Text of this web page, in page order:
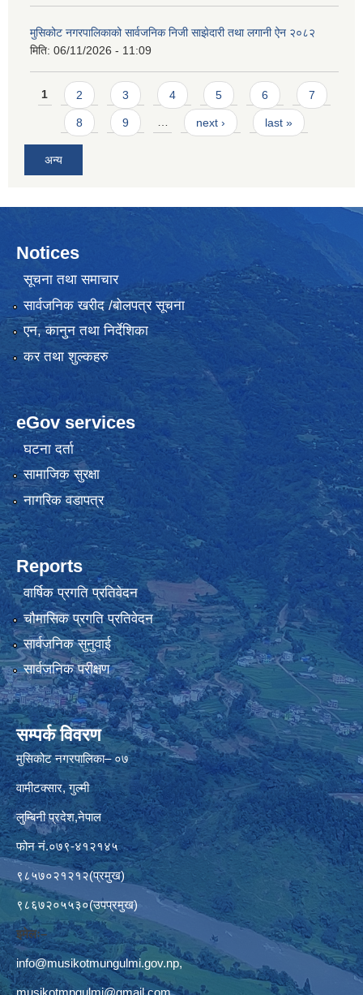
मुसिकोट नगरपालिकाको सार्वजनिक निजी साझेदारी तथा लगानी ऐन २०८२
मिति: 06/11/2026 - 11:09
Pages
1 2 3 4 5 6 7
8 9 … next › last »
अन्य
Notices
सूचना तथा समाचार
सार्वजनिक खरीद /बोलपत्र सूचना
एन, कानुन तथा निर्देशिका
कर तथा शुल्कहरु
eGov services
घटना दर्ता
सामाजिक सुरक्षा
नागरिक वडापत्र
Reports
वार्षिक प्रगति प्रतिवेदन
चौमासिक प्रगति प्रतिवेदन
सार्वजनिक सुनुवाई
सार्वजनिक परीक्षण
सम्पर्क विवरण
मुसिकोट नगरपालिका– ०७
वामीटक्सार, गुल्मी
लुम्बिनी प्रदेश,नेपाल
फोन नं.०७९-४१२१४५
९८५७०२१२१२(प्रमुख)
९८६७२०५५३०(उपप्रमुख)
इमेलः–
info@musikotmungulmi.gov.np,